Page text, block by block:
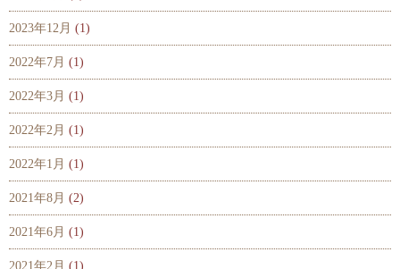
2023年12月 (1)
2022年7月 (1)
2022年3月 (1)
2022年2月 (1)
2022年1月 (1)
2021年8月 (2)
2021年6月 (1)
2021年2月 (1)